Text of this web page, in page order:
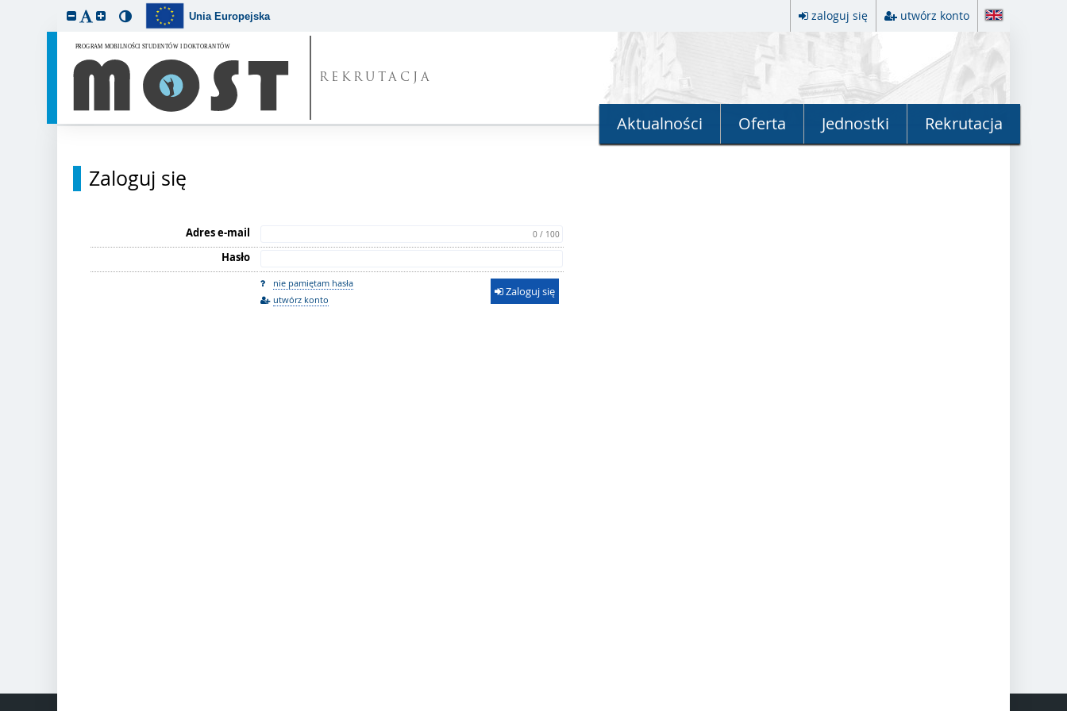
Unia Europejska zaloguj się utwórz konto
REKRUTACJA
Aktualności Oferta Jednostki Rekrutacja
Zaloguj się
Adres e-mail 0 / 100
Hasło
nie pamiętam hasła
utwórz konto
Zaloguj się